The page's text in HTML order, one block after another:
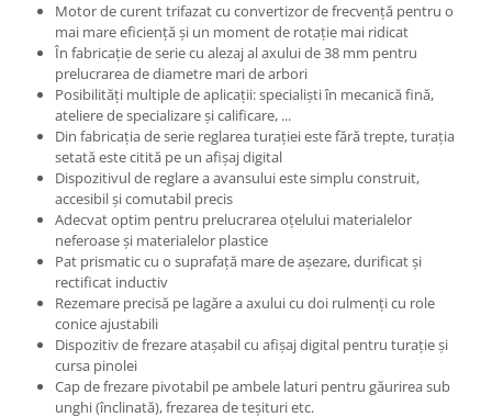
Standuri pentru strunguri metal
Unelte striere
Motor de curent trifazat cu convertizor de frecvenţă pentru o
mai mare eficienţă şi un moment de rotaţie mai ridicat
În fabricaţie de serie cu alezaj al axului de 38 mm pentru
prelucrarea de diametre mari de arbori
Posibilităţi multiple de aplicaţii: specialişti în mecanică fină,
ateliere de specializare şi calificare, ...
Din fabricaţia de serie reglarea turaţiei este fără trepte, turaţia
setată este citită pe un afişaj digital
Dispozitivul de reglare a avansului este simplu construit,
accesibil şi comutabil precis
Adecvat optim pentru prelucrarea oţelului materialelor
neferoase şi materialelor plastice
Pat prismatic cu o suprafaţă mare de aşezare, durificat şi
rectificat inductiv
Rezemare precisă pe lagăre a axului cu doi rulmenţi cu role
conice ajustabili
Dispozitiv de frezare ataşabil cu afişaj digital pentru turaţie şi
cursa pinolei
Cap de frezare pivotabil pe ambele laturi pentru găurirea sub
unghi (înclinată), frezarea de teşituri etc.